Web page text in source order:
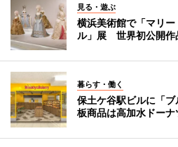
見る・遊ぶ
横浜美術館で「マリ
ル」展 世界初公開作
暮らす・働く
保土ケ谷駅ビルに「
板商品は高加水ドーナ